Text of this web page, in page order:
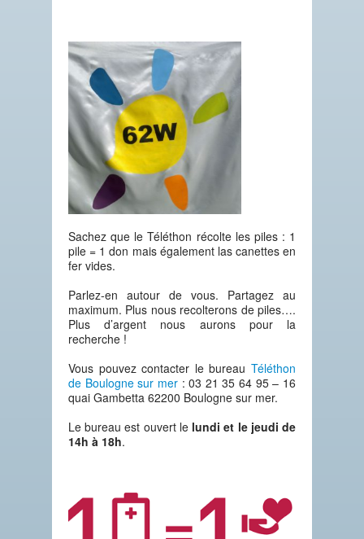
Sachez que le Téléthon récolte les piles : 1
pile = 1 don mais également las canettes en
fer vides.
Parlez-en autour de vous. Partagez au
maximum. Plus nous recolterons de piles….
Plus d’argent nous aurons pour la
recherche !
Vous pouvez contacter le bureau Téléthon
de Boulogne sur mer : 03 21 35 64 95 – 16
quai Gambetta 62200 Boulogne sur mer.
Le bureau est ouvert le lundi et le jeudi de
14h à 18h.